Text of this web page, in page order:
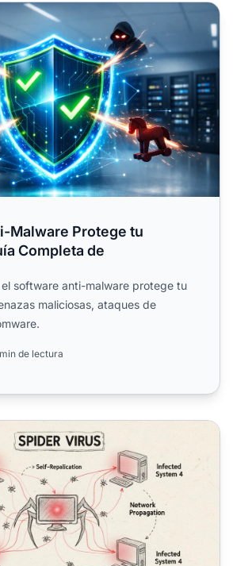
Protege tu Empresa: Guía
Malware Protege tu
Completa de
software anti-malware protege tu
maliciosas, ataques de
de lectura
Spider? Definición,